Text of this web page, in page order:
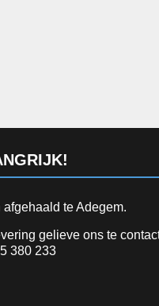
afgehaald te Adegem.
gelieve ons te
380 233